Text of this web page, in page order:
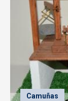
Camuñas